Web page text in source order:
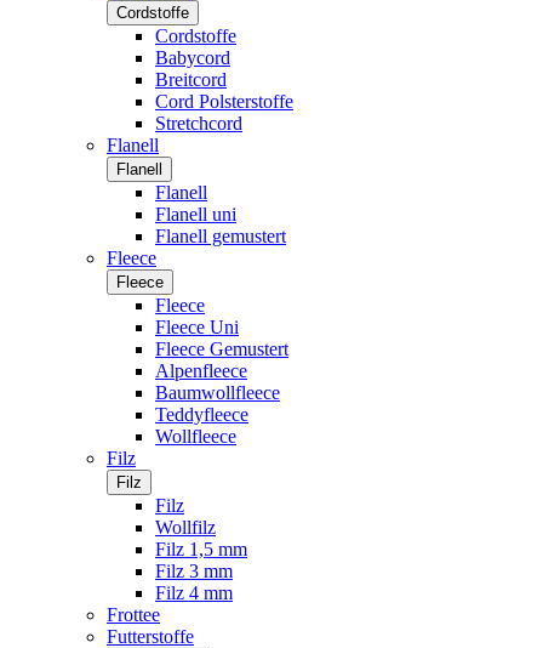
Cordstoffe
Cordstoffe
Babycord
Breitcord
Cord Polsterstoffe
Stretchcord
Flanell
Flanell
Flanell
Flanell uni
Flanell gemustert
Fleece
Fleece
Fleece
Fleece Uni
Fleece Gemustert
Alpenfleece
Baumwollfleece
Teddyfleece
Wollfleece
Filz
Filz
Filz
Wollfilz
Filz 1,5 mm
Filz 3 mm
Filz 4 mm
Frottee
Futterstoffe